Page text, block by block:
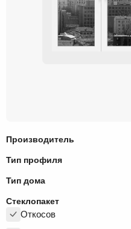
Производитель
Тип профиля
Тип дома
Стеклопакет
Откосов